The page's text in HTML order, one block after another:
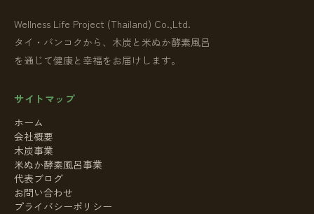
Wellness Life Project (Thailand) Co.,Ltd.
タイ・バンコクから、木炭と米ぬか酵素風呂
を通じて健康と幸福をお届けします。
サイトマップ
ホーム
会社概要
木炭事業
米ぬか酵素風呂事業
代表ブログ
お問い合わせ
プライバシーポリシー